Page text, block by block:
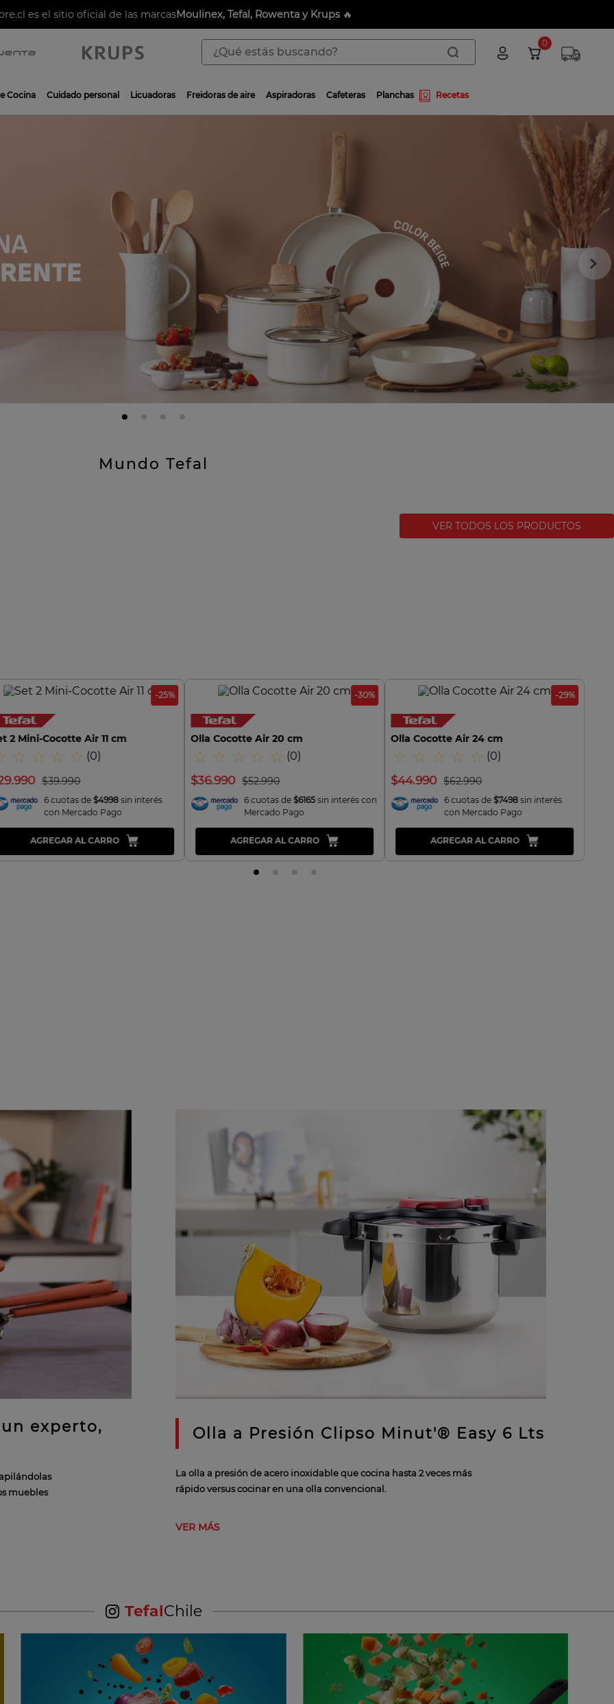
es el sitio oficial de las marcasMoulinex, Tefal, Rowenta y Krups 🔥
¿Qué estás buscando? 0
Cocina Cuidado personal Licuadoras Freidoras de aire Aspiradoras Cafeteras Planchas Recetas
Mundo Tefal
VER TODOS LOS PRODUCTOS
-25%
VISTA RAPIDA
2 Mini-Cocotte Air 11 cm
☆ ☆ ☆ ☆ (0)
$39.990
.990
6 cuotas de $4998 sin interés
con Mercado Pago
AGREGAR AL CARRO
-30%
VISTA RAPIDA
Olla Cocotte Air 20 cm
☆ ☆ ☆ ☆ ☆ (0)
$52.990
$36.990
6 cuotas de $6165 sin interés con
Mercado Pago
AGREGAR AL CARRO
-29%
VISTA RAPIDA
Olla Cocotte Air 24 cm
☆ ☆ ☆ ☆ ☆ (0)
$62.990
$44.990
6 cuotas de $7498 sin interés
con Mercado Pago
AGREGAR AL CARRO
experto,
muebles
Olla a Presión Clipso Minut'® Easy 6 Lts
La olla a presión de acero inoxidable que cocina hasta 2 veces más
rápido versus cocinar en una olla convencional.
VER MÁS
TefalChile
1.
aspiradoras
8
bateria